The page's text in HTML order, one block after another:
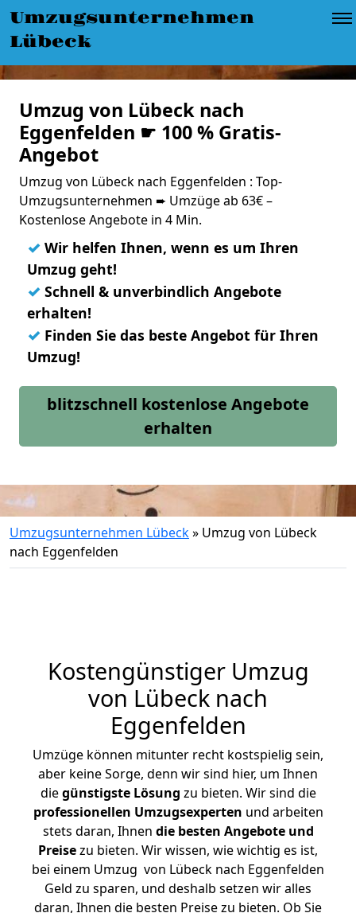
Umzugsunternehmen
Lübeck
Umzug von Lübeck nach
Eggenfelden ☛ 100 % Gratis-
Angebot
Umzug von Lübeck nach Eggenfelden : Top-
Umzugsunternehmen ➨ Umzüge ab 63€ –
Kostenlose Angebote in 4 Min.
✓ Wir helfen Ihnen, wenn es um Ihren
Umzug geht!
✓ Schnell & unverbindlich Angebote
erhalten!
✓ Finden Sie das beste Angebot für Ihren
Umzug!
blitzschnell kostenlose Angebote
erhalten
Umzugsunternehmen Lübeck» Umzug von Lübeck
nach Eggenfelden
Kostengünstiger Umzug
von Lübeck nach
Eggenfelden
Umzüge können mitunter recht kostspielig sein,
aber keine Sorge, denn wir sind hier, um Ihnen
diegünstigste Lösung zu bieten. Wir sind die
professionellen Umzugsexperten und arbeiten
stets daran, Ihnen die besten Angebote und
Preisezu bieten. Wir wissen, wie wichtig es ist,
bei einem Umzug von Lübeck nach Eggenfelden
Geld zu sparen, und deshalb setzen wir alles
daran, Ihnen die besten Preise zu bieten. Ob Sie